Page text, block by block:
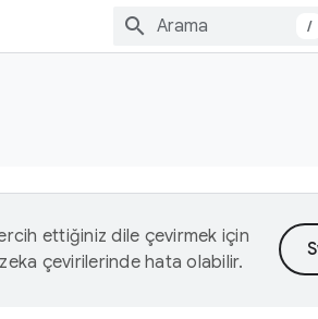
/
ettiğiniz dile çevirmek için
çevirilerinde hata olabilir.